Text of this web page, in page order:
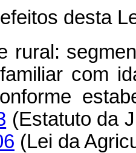
desta
rural:
com
(Estatuto da
(Lei da